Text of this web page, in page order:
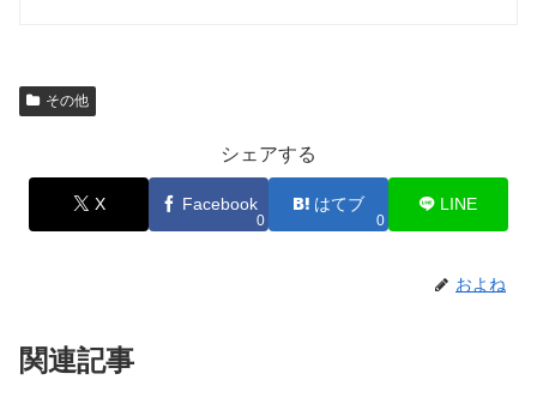
その他
シェアする
X Facebook
0
はてブ
0
LINE
およね
関連記事